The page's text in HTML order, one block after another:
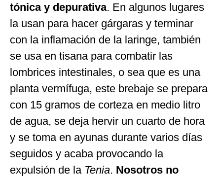
tónica y depurativa. En algunos lugares
la usan para hacer gárgaras y terminar
con la inflamación de la laringe, también
se usa en tisana para combatir las
lombrices intestinales, o sea que es una
planta vermífuga, este brebaje se prepara
con 15 gramos de corteza en medio litro
de agua, se deja hervir un cuarto de hora
y se toma en ayunas durante varios días
seguidos y acaba provocando la
expulsión de la Tenia. Nosotros no